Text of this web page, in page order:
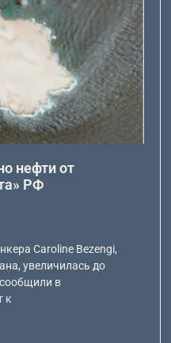
нефти от
РФ
Caroline Bezengi,
увеличилась до
в
к